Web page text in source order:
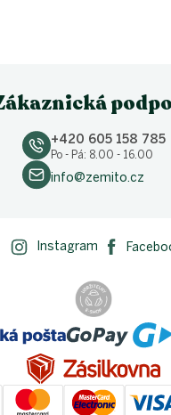
+420 605 158 785
Po - Pá: 8.00 - 16.00
info@zemito.cz
Instagram